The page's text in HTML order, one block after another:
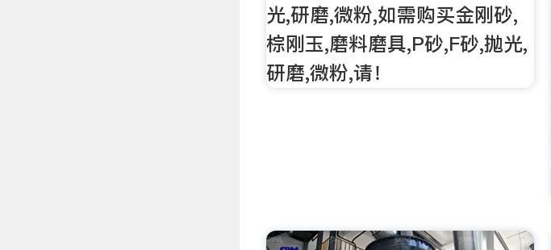
光,研磨,微粉,如需购买金刚砂,
棕刚玉,磨料磨具,P砂,F砂,抛光,
研磨,微粉,请！